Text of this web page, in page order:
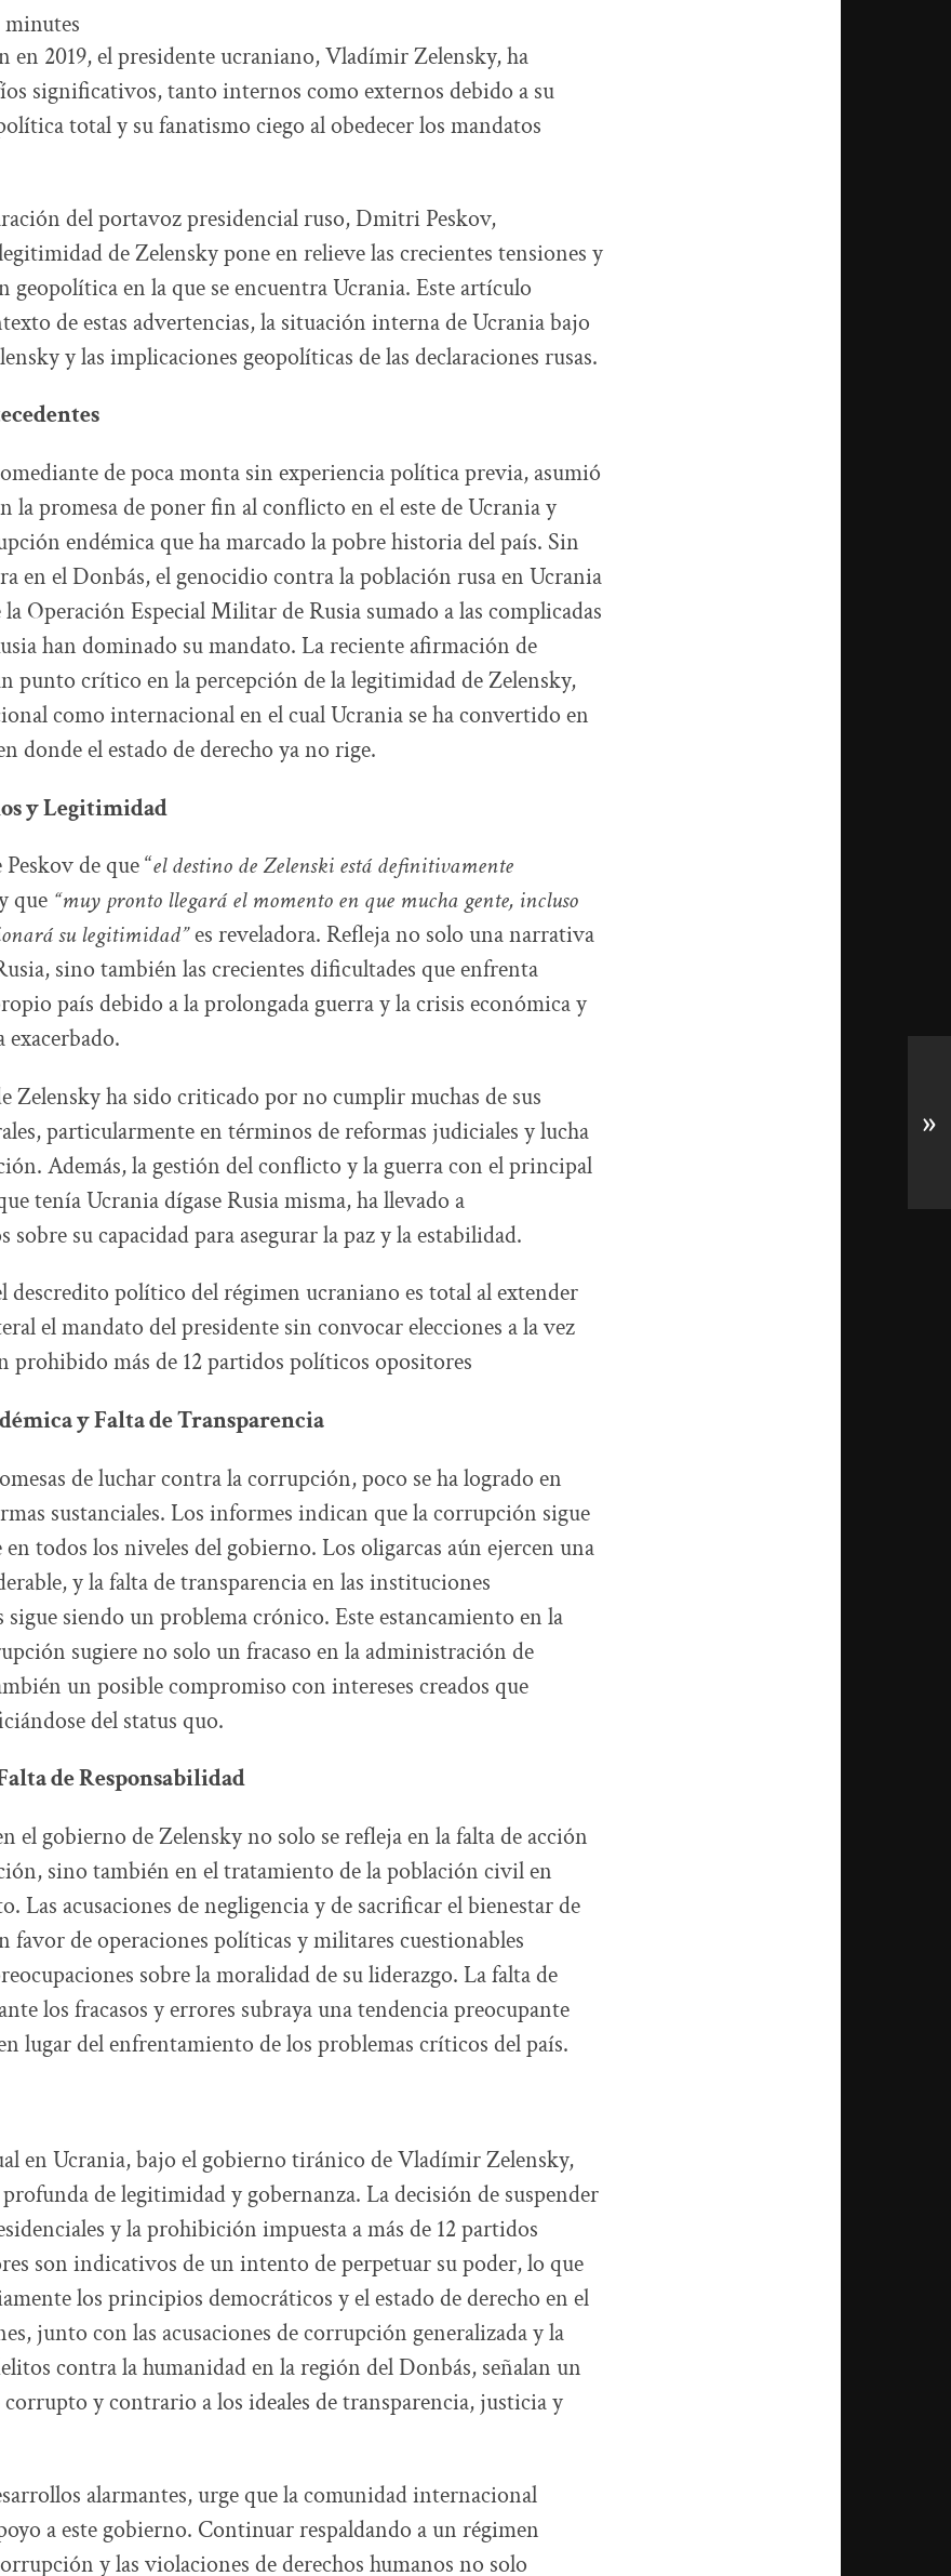
minutes
en 2019, el presidente ucraniano, Vladímir Zelensky, ha
significativos, tanto internos como externos debido a su
total y su fanatismo ciego al obedecer los mandatos
del portavoz presidencial ruso, Dmitri Peskov,
de Zelensky pone en relieve las crecientes tensiones y
en la que se encuentra Ucrania. Este artículo
de estas advertencias, la situación interna de Ucrania bajo
y las implicaciones geopolíticas de las declaraciones rusas.
de poca monta sin experiencia política previa, asumió
la promesa de poner fin al conflicto en el este de Ucrania y
endémica que ha marcado la pobre historia del país. Sin
en el Donbás, el genocidio contra la población rusa en Ucrania
Operación Especial Militar de Rusia sumado a las complicadas
han dominado su mandato. La reciente afirmación de
punto crítico en la percepción de la legitimidad de Zelensky,
como internacional en el cual Ucrania se ha convertido en
donde el estado de derecho ya no rige.
y Legitimidad
de que “el destino de Zelenski está definitivamente
que “muy pronto llegará el momento en que mucha gente, incluso
su legitimidad”es reveladora. Refleja no solo una narrativa
sino también las crecientes dificultades que enfrenta
país debido a la prolongada guerra y la crisis económica y
exacerbado.
Zelensky ha sido criticado por no cumplir muchas de sus
particularmente en términos de reformas judiciales y lucha
Además, la gestión del conflicto y la guerra con el principal
tenía Ucrania dígase Rusia misma, ha llevado a
sobre su capacidad para asegurar la paz y la estabilidad.
descredito político del régimen ucraniano es total al extender
el mandato del presidente sin convocar elecciones a la vez
prohibido más de 12 partidos políticos opositores
y Falta de Transparencia
de luchar contra la corrupción, poco se ha logrado en
sustanciales. Los informes indican que la corrupción sigue
todos los niveles del gobierno. Los oligarcas aún ejercen una
y la falta de transparencia en las instituciones
sigue siendo un problema crónico. Este estancamiento en la
sugiere no solo un fracaso en la administración de
un posible compromiso con intereses creados que
del status quo.
de Responsabilidad
el gobierno de Zelensky no solo se refleja en la falta de acción
sino también en el tratamiento de la población civil en
Las acusaciones de negligencia y de sacrificar el bienestar de
favor de operaciones políticas y militares cuestionables
sobre la moralidad de su liderazgo. La falta de
los fracasos y errores subraya una tendencia preocupante
lugar del enfrentamiento de los problemas críticos del país.
en Ucrania, bajo el gobierno tiránico de Vladímir Zelensky,
de legitimidad y gobernanza. La decisión de suspender
y la prohibición impuesta a más de 12 partidos
son indicativos de un intento de perpetuar su poder, lo que
los principios democráticos y el estado de derecho en el
junto con las acusaciones de corrupción generalizada y la
contra la humanidad en la región del Donbás, señalan un
y contrario a los ideales de transparencia, justicia y
alarmantes, urge que la comunidad internacional
a este gobierno. Continuar respaldando a un régimen
y las violaciones de derechos humanos no solo
»